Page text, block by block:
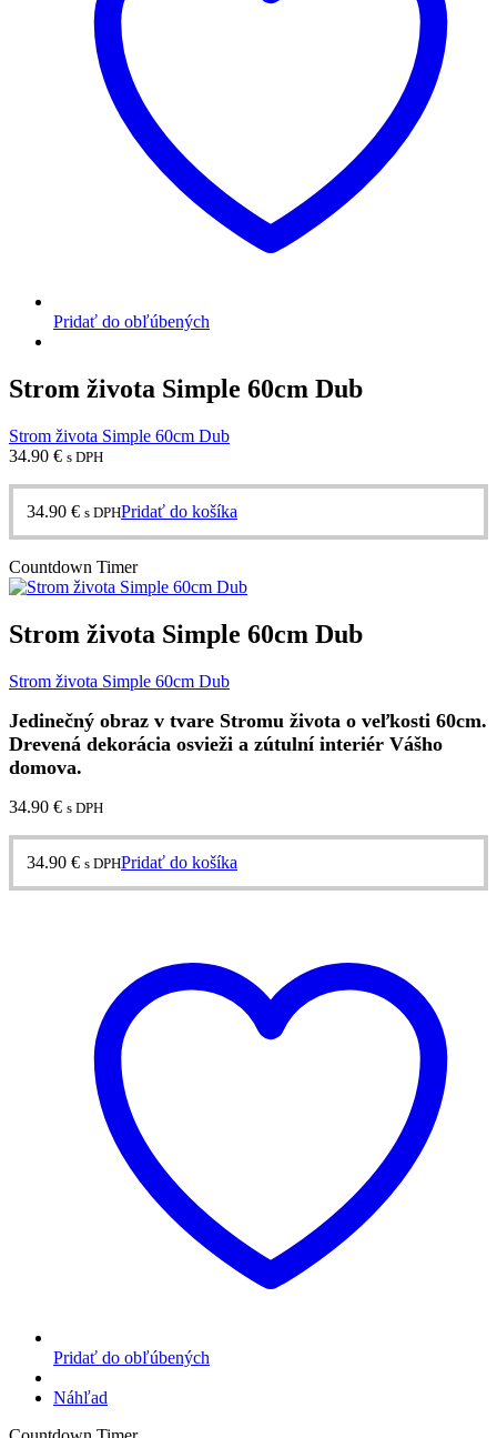
Pridať do obľúbených
Strom života Simple 60cm Dub
Strom života Simple 60cm Dub
34.90 € s DPH
34.90 € s DPHPridať do košíka
Countdown Timer
Strom života Simple 60cm Dub
Strom života Simple 60cm Dub
Jedinečný obraz v tvare Stromu života o veľkosti 60cm.
Drevená dekorácia osvieži a zútulní interiér Vášho
domova.
34.90 € s DPH
34.90 € s DPHPridať do košíka
Pridať do obľúbených
Náhľad